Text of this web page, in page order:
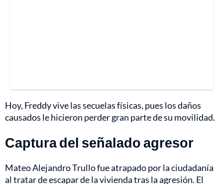
Hoy, Freddy vive las secuelas físicas, pues los daños
causados le hicieron perder gran parte de su movilidad.
Captura del señalado agresor
Mateo Alejandro Trullo fue atrapado por la ciudadanía
al tratar de escapar de la vivienda tras la agresión. El